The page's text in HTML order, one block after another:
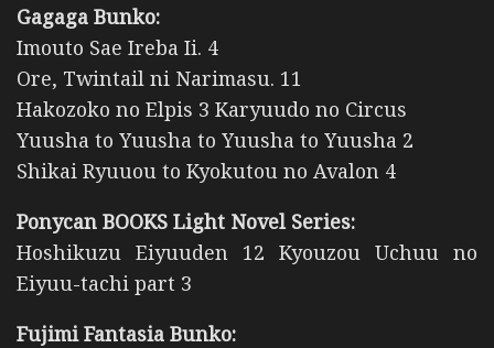
Gagaga Bunko:
Imouto Sae Ireba Ii. 4
Ore, Twintail ni Narimasu. 11
Hakozoko no Elpis 3 Karyuudo no Circus
Yuusha to Yuusha to Yuusha to Yuusha 2
Shikai Ryuuou to Kyokutou no Avalon 4
Ponycan BOOKS Light Novel Series:
Hoshikuzu Eiyuuden 12 Kyouzou Uchuu no
Eiyuu-tachi part 3
Fujimi Fantasia Bunko: